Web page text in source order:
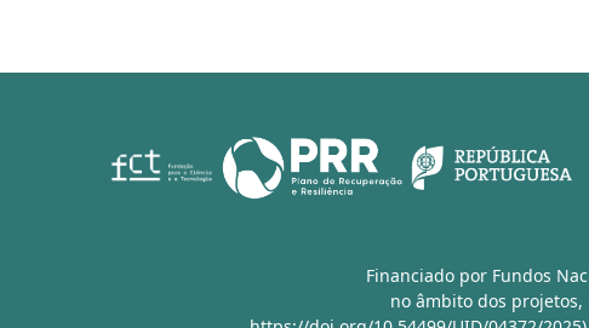
Financiado por Fundos
no âmbito dos projetos,